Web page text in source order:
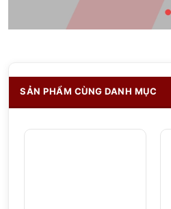
SẢN PHẨM CÙNG DANH MỤC